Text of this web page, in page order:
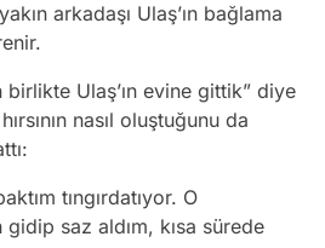
arkadaşı Ulaş’ın bağlama
birlikte Ulaş’ın evine gittik” diye
nasıl oluştuğunu da
tıngırdatıyor. O
gidip saz aldım, kısa sürede